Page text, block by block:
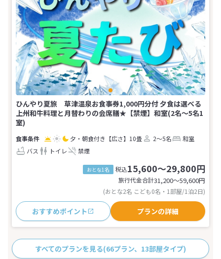
ひんやり夏旅 草津温泉お食事券1,000円分付 夕食は選べる
上州和牛料理と月替わりの会席膳★【禁煙】和室(2名～5名1
室)
夕・朝食付き 【広さ】10畳 2～5名
和室
バス
トイレ 禁煙
おとな1名 税込15,600～29,800円
旅行代金合計31,200〜59,600円
(おとな2名 こども0名・1部屋/1泊2日)
おすすめポイント プランの詳細
すべてのプランを見る(66プラン、13部屋タイプ)